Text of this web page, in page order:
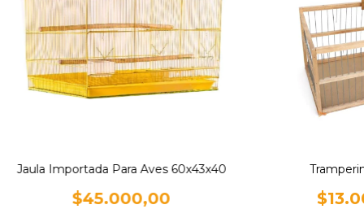
Jaula Importada Para Aves 60x43x40
$45.000,00